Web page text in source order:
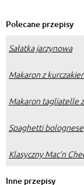
Polecane przepisy
Sałatka jarzynowa
Makaron z
Makaron tagliatelle
Spaghetti bolognese
Klasyczny Mac’n
Inne przepisy